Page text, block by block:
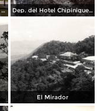
Calles de San Pedro, con el cerro de la Eme (1954) Dep. del Hotel Chipinique en La Sierra del Anahuac.
El Mirador